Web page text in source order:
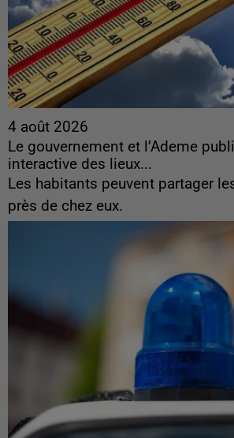
4 août 2026
Le gouvernement et l’Ademe
interactive des lieux...
Les habitants peuvent partager
près de chez eux.